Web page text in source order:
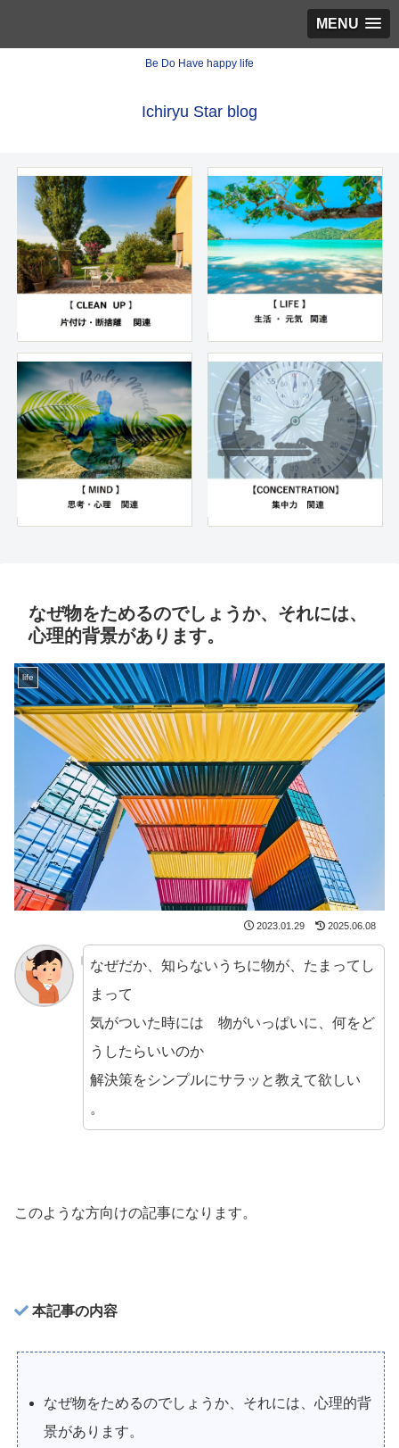
MENU
Be Do Have happy life
Ichiryu Star blog
なぜ物をためるのでしょうか、それには、
心理的背景があります。
life
2023.01.29 2025.06.08
なぜだか、知らないうちに物が、たまってし
まって
気がついた時には 物がいっぱいに、何をど
うしたらいいのか
解決策をシンプルにサラッと教えて欲しい
。
このような方向けの記事になります。
本記事の内容
なぜ物をためるのでしょうか、それには、心理的背
景があります。